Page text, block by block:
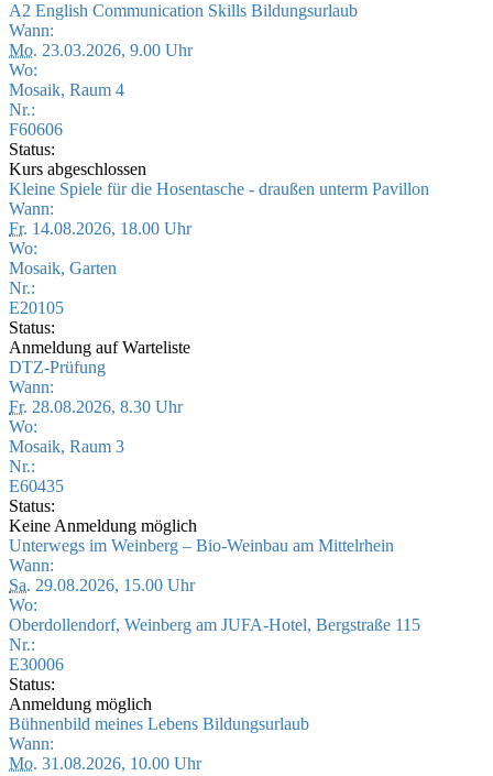
A2 English Communication Skills Bildungsurlaub
Wann:
Mo. 23.03.2026, 9.00 Uhr
Wo:
Mosaik, Raum 4
Nr.:
F60606
Status:
Kurs abgeschlossen
Kleine Spiele für die Hosentasche - draußen unterm Pavillon
Wann:
Fr. 14.08.2026, 18.00 Uhr
Wo:
Mosaik, Garten
Nr.:
E20105
Status:
Anmeldung auf Warteliste
DTZ-Prüfung
Wann:
Fr. 28.08.2026, 8.30 Uhr
Wo:
Mosaik, Raum 3
Nr.:
E60435
Status:
Keine Anmeldung möglich
Unterwegs im Weinberg – Bio-Weinbau am Mittelrhein
Wann:
Sa. 29.08.2026, 15.00 Uhr
Wo:
Oberdollendorf, Weinberg am JUFA-Hotel, Bergstraße 115
Nr.:
E30006
Status:
Anmeldung möglich
Bühnenbild meines Lebens Bildungsurlaub
Wann:
Mo. 31.08.2026, 10.00 Uhr